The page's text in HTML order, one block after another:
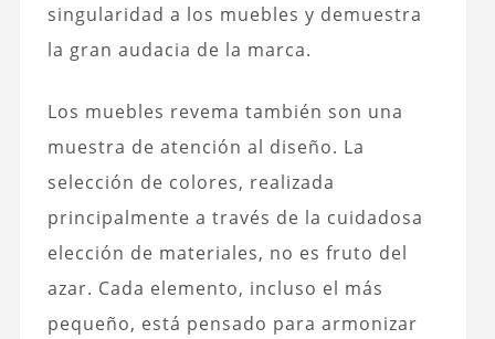
singularidad a los muebles y demuestra
la gran audacia de la marca.
Los muebles revema también son una
muestra de atención al diseño. La
selección de colores, realizada
principalmente a través de la cuidadosa
elección de materiales, no es fruto del
azar. Cada elemento, incluso el más
pequeño, está pensado para armonizar